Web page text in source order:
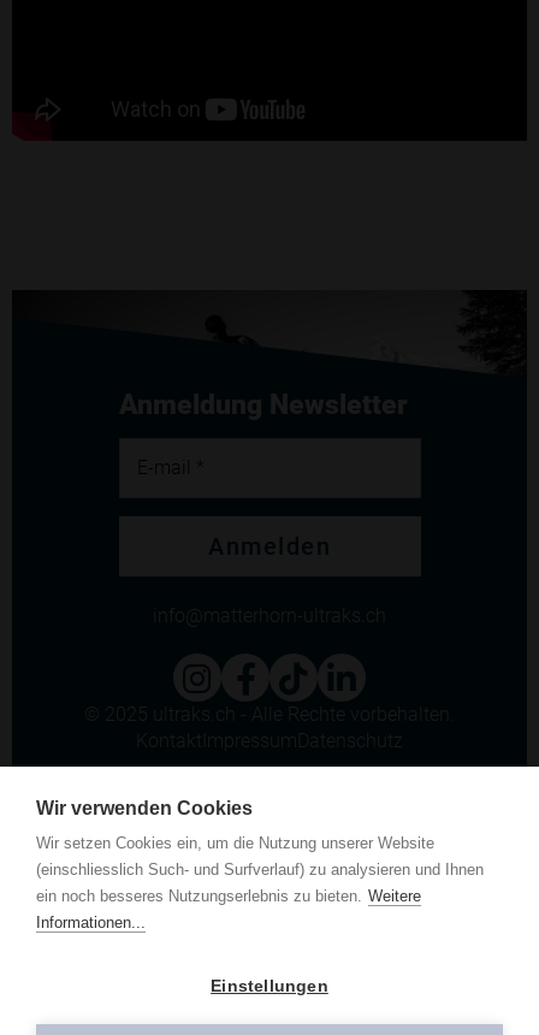
Anmeldung Newsletter
E-mail *
Anmelden
info matterhorn-ultraks.ch
© 2025 ultraks.ch - Alle Rechte vorbehalten.
Kontakt Impressum Datenschutz
Wir verwenden Cookies
Wir setzen Cookies ein, um die Nutzung unserer Website
(einschliesslich Such- und Surfverlauf) zu analysieren und Ihnen
ein noch besseres Nutzungserlebnis zu bieten. Weitere
Informationen...
Einstellungen